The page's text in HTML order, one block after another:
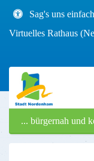
Sag's uns
Virtuelles Rathaus
... bürgernah und